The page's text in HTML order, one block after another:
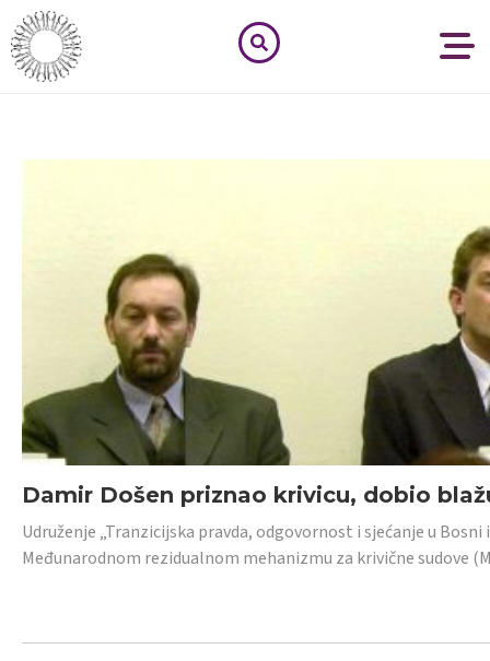
Damir Došen priznao krivicu, dobio
Udruženje „Tranzicijska pravda, odgovornost i sjećanje u
Međunarodnom rezidualnom mehanizmu za krivične sudove